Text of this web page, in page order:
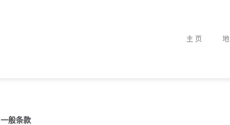
主页
一般条款